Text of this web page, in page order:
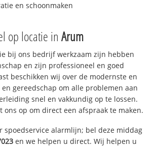
en schoonmaken
op locatie inArum
bij ons bedrijf werkzaam zijn hebben
en zijn professioneel en goed
beschikken wij over de modernste en
gereedschap om alle problemen aan
snel en vakkundig op te lossen.
ons op om direct een afspraak te maken.
spoedservice alarmlijn; bel deze middag
en we helpen u direct. Wij helpen u